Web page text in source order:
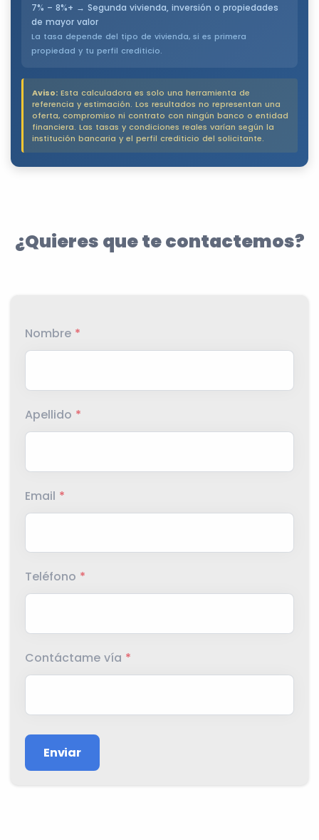
7% – 8%+ → Segunda vivienda, inversión o propiedades
de mayor valor
La tasa depende del tipo de vivienda, si es primera
propiedad y tu perfil crediticio.
Aviso: Esta calculadora es solo una herramienta de
referencia y estimación. Los resultados no representan una
oferta, compromiso ni contrato con ningún banco o entidad
financiera. Las tasas y condiciones reales varían según la
institución bancaria y el perfil crediticio del solicitante.
¿Quieres que te contactemos?
Nombre *
Apellido *
Email *
Teléfono *
Contáctame vía *
Enviar